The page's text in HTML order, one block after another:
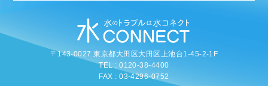
〒143-0027 東京都大田区大田区上池台1-45-2-1F
TEL : 0120-38-4400
FAX : 03-4296-0752